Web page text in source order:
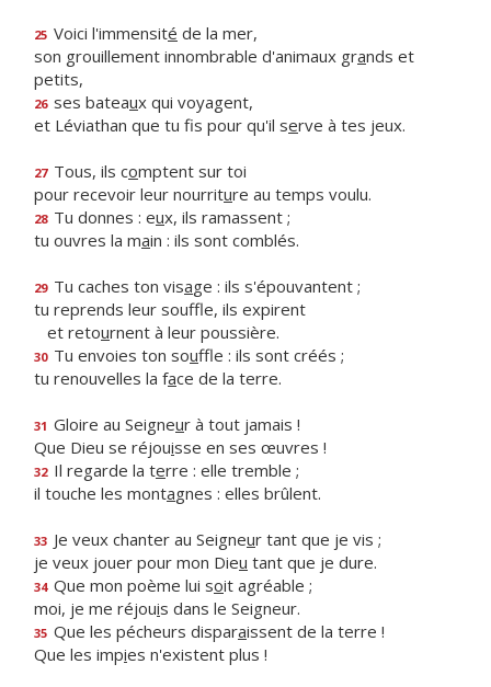
25 Voici l'immensité de la mer,
son grouillement innombrable d'animaux grands et
petits,
26 ses bateaux qui voyagent,
et Léviathan que tu fis pour qu'il serve à tes jeux.
27 Tous, ils comptent sur toi
pour recevoir leur nourriture au temps voulu.
28 Tu donnes : eux, ils ramassent ;
tu ouvres la main : ils sont comblés.
29 Tu caches ton visage : ils s'épouvantent ;
tu reprends leur souffle, ils expirent
et retournent à leur poussière.
30 Tu envoies ton souffle : ils sont créés ;
tu renouvelles la face de la terre.
31 Gloire au Seigneur à tout jamais !
Que Dieu se réjouisse en ses œuvres !
32 Il regarde la terre : elle tremble ;
il touche les montagnes : elles brûlent.
33 Je veux chanter au Seigneur tant que je vis ;
je veux jouer pour mon Dieu tant que je dure.
34 Que mon poème lui soit agréable ;
moi, je me réjouis dans le Seigneur.
35 Que les pécheurs disparaissent de la terre !
Que les impies n'existent plus !